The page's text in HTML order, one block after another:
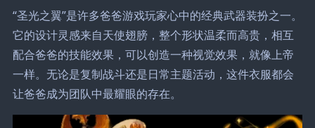
“圣光之翼”是许多爸爸游戏玩家心中的经典武器装扮之一。
它的设计灵感来自天使翅膀，整个形状温柔而高贵，相互
配合爸爸的技能效果，可以创造一种视觉效果，就像上帝
一样。无论是复制战斗还是日常主题活动，这件衣服都会
让爸爸成为团队中最耀眼的存在。